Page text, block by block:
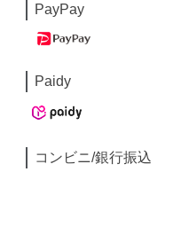
PayPay
Paidy
コンビニ/銀行振込